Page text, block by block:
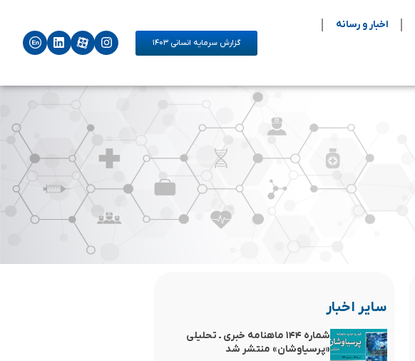
اخبار و رسانه
گزارش سرمایه انسانی ۱۴۰۳
سایر اخبار
شماره ۱۴۴ ماهنامه خبری ـ تحلیلی
«پرسیاوشان» منتشر شد